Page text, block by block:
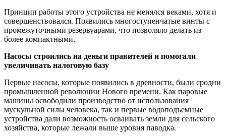
Принцип работы этого устройства не менялся веками, хотя и
совершенствовался. Появились многоступенчатые винты с
промежуточными резервуарами, что позволяло делать из
более компактными.
Насосы строились на деньги правителей и помогали
увеличивать налоговую базу
Первые насосы, которые появились в древности, были сродни
промышленной революции Нового времени. Как паровые
машины освободили производство от использования
мускульной силы человека, так и первые водоподъемные
устройства дали возможность осваивать земли для сельского
хозяйства, которые лежали выше уровня паводка.